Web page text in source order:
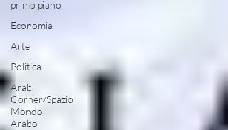
primo piano
Economia
Arte
Politica
Arab
Corner/Spazio
Mondo
Arabo